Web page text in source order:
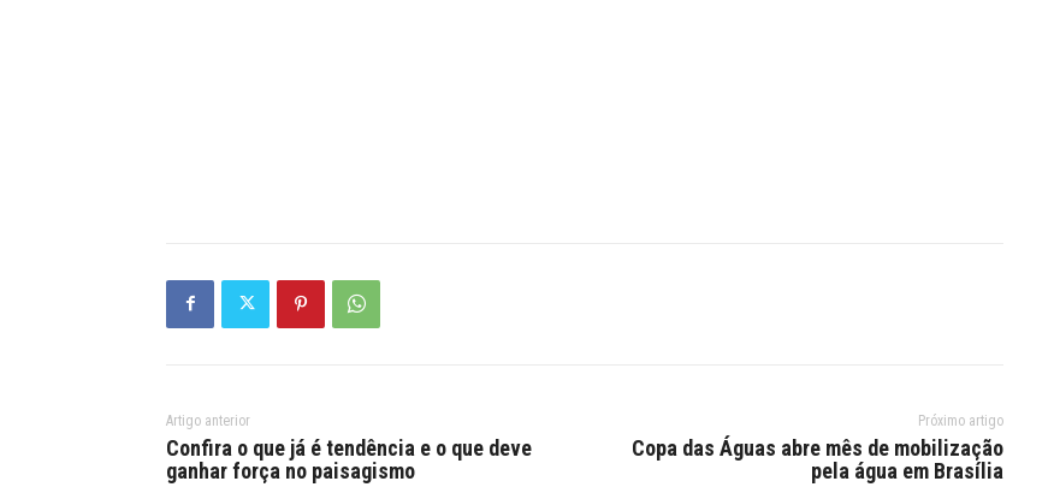
Artigo anterior
Confira o que já é tendência e o que deve
ganhar força no paisagismo
Próximo artigo
Copa das Águas abre mês de mobilização
pela água em Brasília